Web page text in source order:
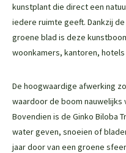
kunstplant die direct een
iedere ruimte geeft. Dankzij
groene blad is deze
woonkamers, kantoren,
De hoogwaardige afwerking
waardoor de boom
Bovendien is de Ginko Biloba
water geven, snoeien of
jaar door van een groene